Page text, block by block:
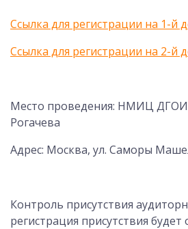
Ссылка для регистрации на 1-й
Ссылка для регистрации на 2-й
Место проведения: НМИЦ
Рогачева
Адрес: Москва, ул. Саморы
Контроль присутствия
регистрация присутствия будет